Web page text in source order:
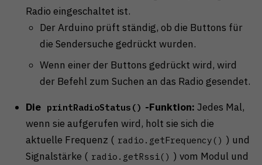
Radio eingeschaltet ist.
Der Arduino prüft ständig, ob die Buttons für
die Sendersuche gedrückt wurden.
Wenn einer der Buttons gedrückt wird, wird
der Befehl zum Suchen an das Radio gesendet.
Die printRadioStatus() -Funktion: Jedes Mal,
wenn sie aufgerufen wird, holt sie sich die
aktuelle Frequenz ( radio.getFrequency() ) und
Signalstärke ( radio.getRssi() ) vom Modul und